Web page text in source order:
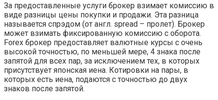
За предоставленные услуги брокер взимает комиссию в
виде разницы цены покупки и продажи. Эта разница
называется спрэдом (от англ. spread – пролет). Брокер
может взимать фиксированную комиссию с оборота.
Forex брокер предоставляет валютные курсы с очень
высокой точностью, по меньшей мере, 4 знака после
запятой для всех пар, за исключением тех, в которых
присутствует японская иена. Котировки на пары, в
которых есть иена, подаются с точностью до двух
знаков после запятой.